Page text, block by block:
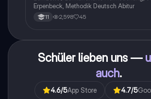
Erpenbeck, Methodik Deutsch Abitur
11 2,598 45
Schüler lieben uns —
auch.
4.6/5App Store 4.7/5